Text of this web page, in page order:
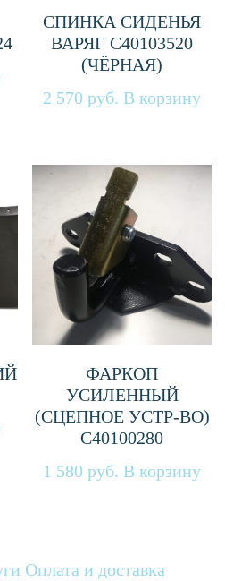
СПИНКА СИДЕНЬЯ
ВАРЯГ C40103520
(ЧЁРНАЯ)
2 570 руб. В корзину
ФАРКОП
УСИЛЕННЫЙ
(СЦЕПНОЕ УСТР-ВО)
С40100280
1 580 руб. В корзину
Оплата и доставка